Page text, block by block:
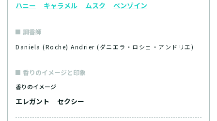
ハニー キャラメル ムスク ベンゾイン
調香師
Daniela (Roche) Andrier (ダニエラ・ロシェ・アンドリエ)
香りのイメージと印象
香りのイメージ
エレガント セクシー